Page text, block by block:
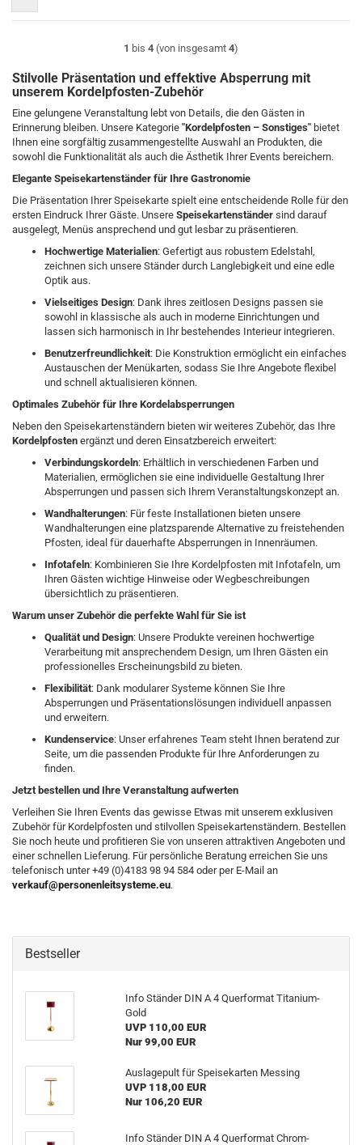
1 bis 4 (von insgesamt 4)
Stilvolle Präsentation und effektive Absperrung mit
unserem Kordelpfosten-Zubehör
Eine gelungene Veranstaltung lebt von Details, die den Gästen in
Erinnerung bleiben. Unsere Kategorie "Kordelpfosten – Sonstiges" bietet
Ihnen eine sorgfältig zusammengestellte Auswahl an Produkten, die
sowohl die Funktionalität als auch die Ästhetik Ihrer Events bereichern.
Elegante Speisekartenständer für Ihre Gastronomie
Die Präsentation Ihrer Speisekarte spielt eine entscheidende Rolle für den
ersten Eindruck Ihrer Gäste. Unsere Speisekartenständer sind darauf
ausgelegt, Menüs ansprechend und gut lesbar zu präsentieren.
Hochwertige Materialien: Gefertigt aus robustem Edelstahl,
zeichnen sich unsere Ständer durch Langlebigkeit und eine edle
Optik aus.
Vielseitiges Design: Dank ihres zeitlosen Designs passen sie
sowohl in klassische als auch in moderne Einrichtungen und
lassen sich harmonisch in Ihr bestehendes Interieur integrieren.
Benutzerfreundlichkeit: Die Konstruktion ermöglicht ein einfaches
Austauschen der Menükarten, sodass Sie Ihre Angebote flexibel
und schnell aktualisieren können.
Optimales Zubehör für Ihre Kordelabsperrungen
Neben den Speisekartenständern bieten wir weiteres Zubehör, das Ihre
Kordelpfosten ergänzt und deren Einsatzbereich erweitert:
Verbindungskordeln: Erhältlich in verschiedenen Farben und
Materialien, ermöglichen sie eine individuelle Gestaltung Ihrer
Absperrungen und passen sich Ihrem Veranstaltungskonzept an.
Wandhalterungen: Für feste Installationen bieten unsere
Wandhalterungen eine platzsparende Alternative zu freistehenden
Pfosten, ideal für dauerhafte Absperrungen in Innenräumen.
Infotafeln: Kombinieren Sie Ihre Kordelpfosten mit Infotafeln, um
Ihren Gästen wichtige Hinweise oder Wegbeschreibungen
übersichtlich zu präsentieren.
Warum unser Zubehör die perfekte Wahl für Sie ist
Qualität und Design: Unsere Produkte vereinen hochwertige
Verarbeitung mit ansprechendem Design, um Ihren Gästen ein
professionelles Erscheinungsbild zu bieten.
Flexibilität: Dank modularer Systeme können Sie Ihre
Absperrungen und Präsentationslösungen individuell anpassen
und erweitern.
Kundenservice: Unser erfahrenes Team steht Ihnen beratend zur
Seite, um die passenden Produkte für Ihre Anforderungen zu
finden.
Jetzt bestellen und Ihre Veranstaltung aufwerten
Verleihen Sie Ihren Events das gewisse Etwas mit unserem exklusiven
Zubehör für Kordelpfosten und stilvollen Speisekartenständern. Bestellen
Sie noch heute und profitieren Sie von unseren attraktiven Angeboten und
einer schnellen Lieferung. Für persönliche Beratung erreichen Sie uns
telefonisch unter +49 (0)4183 98 94 584 oder per E-Mail an
verkauf@personenleitsysteme.eu.
Bestseller
Info Ständer DIN A 4 Querformat Titanium-
Gold
UVP 110,00 EUR
Nur 99,00 EUR
Auslagepult für Speisekarten Messing
UVP 118,00 EUR
Nur 106,20 EUR
Info Ständer DIN A 4 Querformat Chrom-